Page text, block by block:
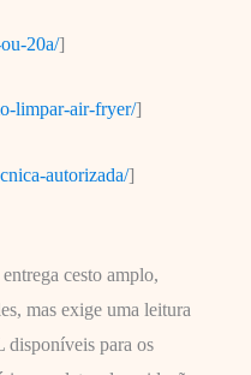
20a/]
limpar-air-fryer/]
autorizada/]
entrega cesto amplo,
mas exige uma leitura
disponíveis para os